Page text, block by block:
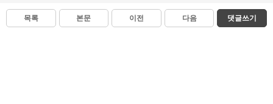
목록 본문 이전 다음 댓글쓰기